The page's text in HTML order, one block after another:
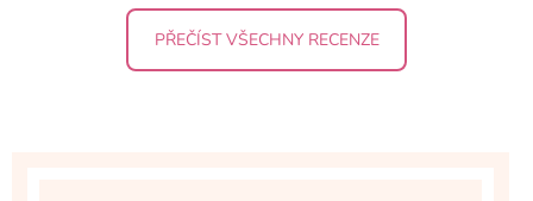
PŘEČÍST VŠECHNY RECENZE